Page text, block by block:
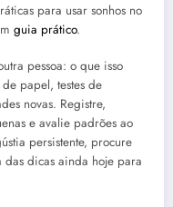
para usar sonhos no
guia prático.
pessoa: o que isso
papel, testes de
novas. Registre,
e avalie padrões ao
persistente, procure
dicas ainda hoje para